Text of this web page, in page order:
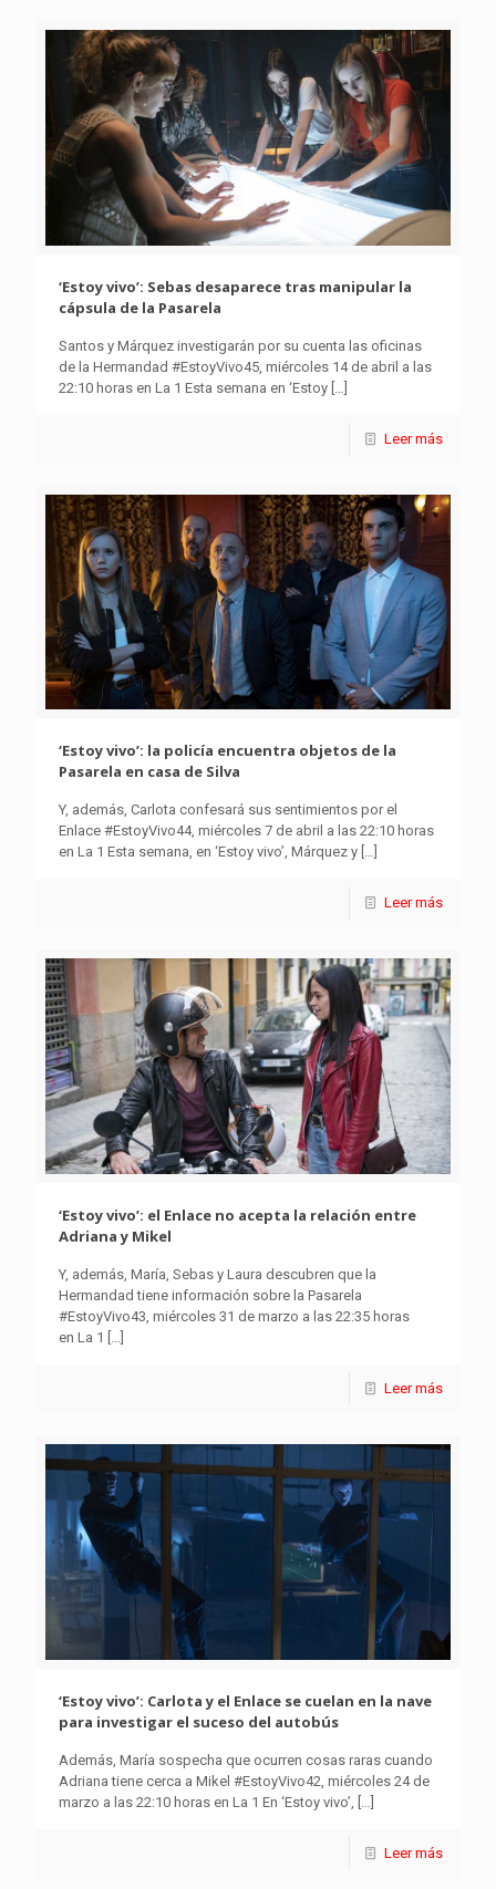
‘Estoy vivo’: Sebas desaparece tras manipular la
cápsula de la Pasarela
Santos y Márquez investigarán por su cuenta las oficinas
de la Hermandad #EstoyVivo45, miércoles 14 de abril a las
22:10 horas en La 1 Esta semana en ‘Estoy […]
Leer más
‘Estoy vivo’: la policía encuentra objetos de la
Pasarela en casa de Silva
Y, además, Carlota confesará sus sentimientos por el
Enlace #EstoyVivo44, miércoles 7 de abril a las 22:10 horas
en La 1 Esta semana, en ‘Estoy vivo’, Márquez y […]
Leer más
‘Estoy vivo’: el Enlace no acepta la relación entre
Adriana y Mikel
Y, además, María, Sebas y Laura descubren que la
Hermandad tiene información sobre la Pasarela
#EstoyVivo43, miércoles 31 de marzo a las 22:35 horas
en La 1 […]
Leer más
‘Estoy vivo’: Carlota y el Enlace se cuelan en la nave
para investigar el suceso del autobús
Además, María sospecha que ocurren cosas raras cuando
Adriana tiene cerca a Mikel #EstoyVivo42, miércoles 24 de
marzo a las 22:10 horas en La 1 En ‘Estoy vivo’, […]
Leer más